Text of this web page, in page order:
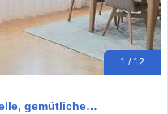
1 / 12
gemütliche…